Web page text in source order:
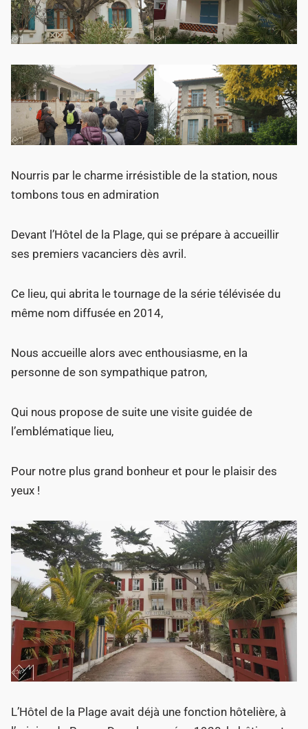
Nourris par le charme irrésistible de la station, nous
tombons tous en admiration
Devant l’Hôtel de la Plage, qui se prépare à accueillir
ses premiers vacanciers dès avril.
Ce lieu, qui abrita le tournage de la série télévisée du
même nom diffusée en 2014,
Nous accueille alors avec enthousiasme, en la
personne de son sympathique patron,
Qui nous propose de suite une visite guidée de
l’emblématique lieu,
Pour notre plus grand bonheur et pour le plaisir des
yeux !
L’Hôtel de la Plage avait déjà une fonction hôtelière, à